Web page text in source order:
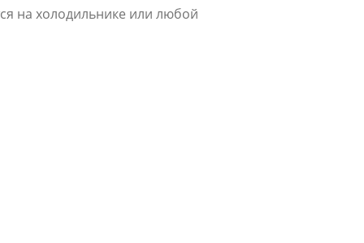
на холодильнике или любой